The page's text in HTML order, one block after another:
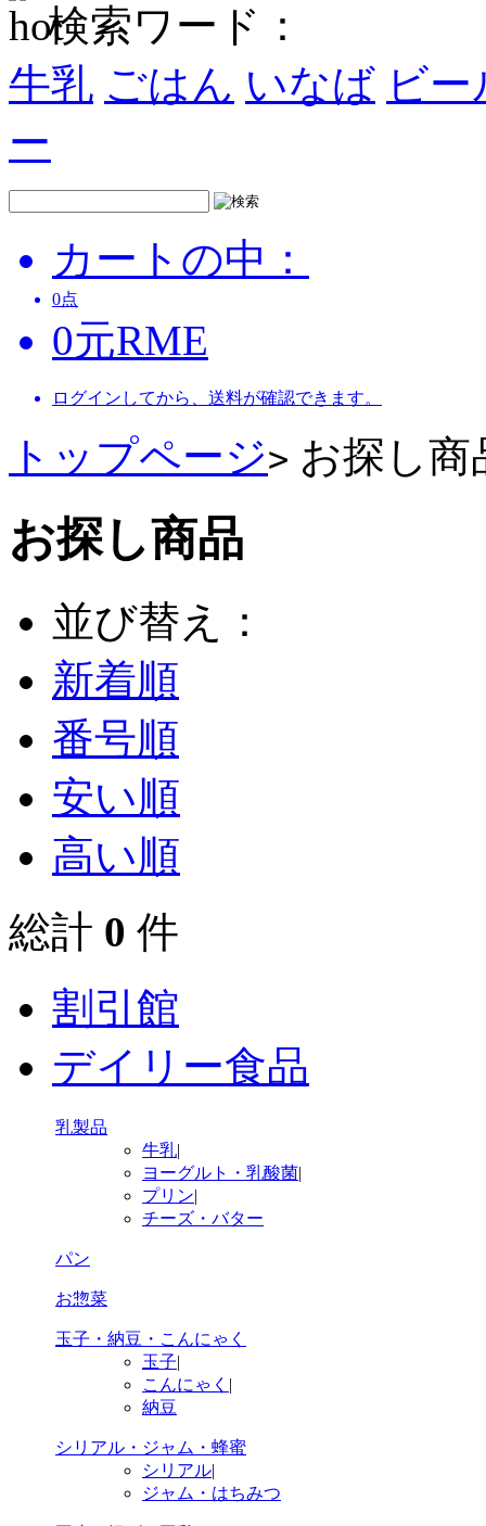
検索ワード：
牛乳 ごはん いなば ビー
ー
カートの中：
0点
0元RME
ログインしてから、送料が確認できます。
トップページ> お探し商
お探し商品
並び替え：
新着順
番号順
安い順
高い順
総計 0 件
割引館
デイリー食品
乳製品
牛乳|
ヨーグルト・乳酸菌|
プリン|
チーズ・バター
パン
お惣菜
玉子・納豆・こんにゃく
玉子|
こんにゃく |
納豆
シリアル・ジャム・蜂蜜
シリアル|
ジャム・はちみつ